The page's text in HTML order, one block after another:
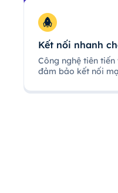
Kết nối nhanh
Công nghệ tiên
đảm bảo kết nối